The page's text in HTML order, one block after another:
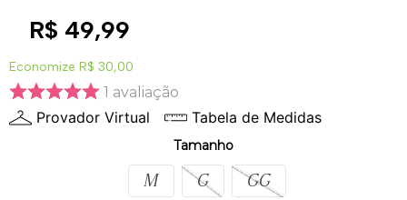
R$ 49,99
Economize R$ 30,00
1 avaliação
Provador Virtual Tabela de Medidas
Tamanho
M G GG